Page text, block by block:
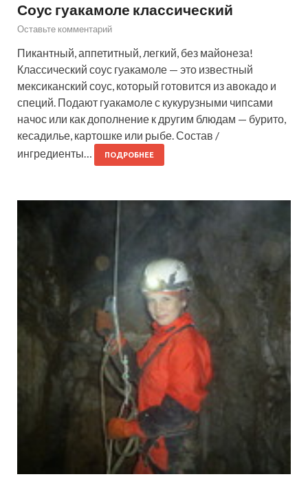
Соус гуакамоле классический
Оставьте комментарий
Пикантный, аппетитный, легкий, без майонеза!
Классический соус гуакамоле — это известный
мексиканский соус, который готовится из авокадо и
специй. Подают гуакамоле с кукурузными чипсами
начос или как дополнение к другим блюдам — бурито,
кесадилье, картошке или рыбе. Состав /
ингредиенты…
ПОДРОБНЕЕ